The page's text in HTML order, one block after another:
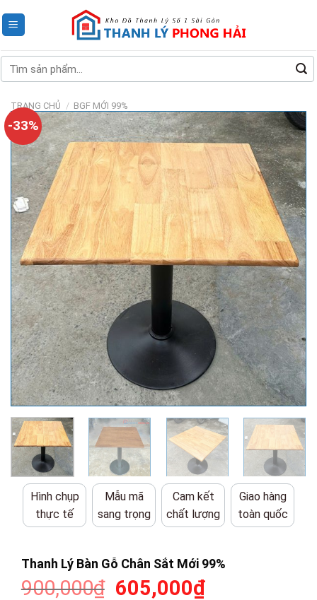
to
Tìm
kiếm:
TRANG CHỦ / BGF MỚI 99%
-33%
Hình chụp
thực tế
Mẫu mã
sang trọng
Cam kết
chất lượng
Giao hàng
toàn quốc
Thanh Lý Bàn Gỗ Chân Sắt Mới 99%
900,000₫ Giá
605,000₫Giá